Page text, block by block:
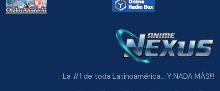
La #1 de toda Latinoamérica... Y NADA MÁS!!!